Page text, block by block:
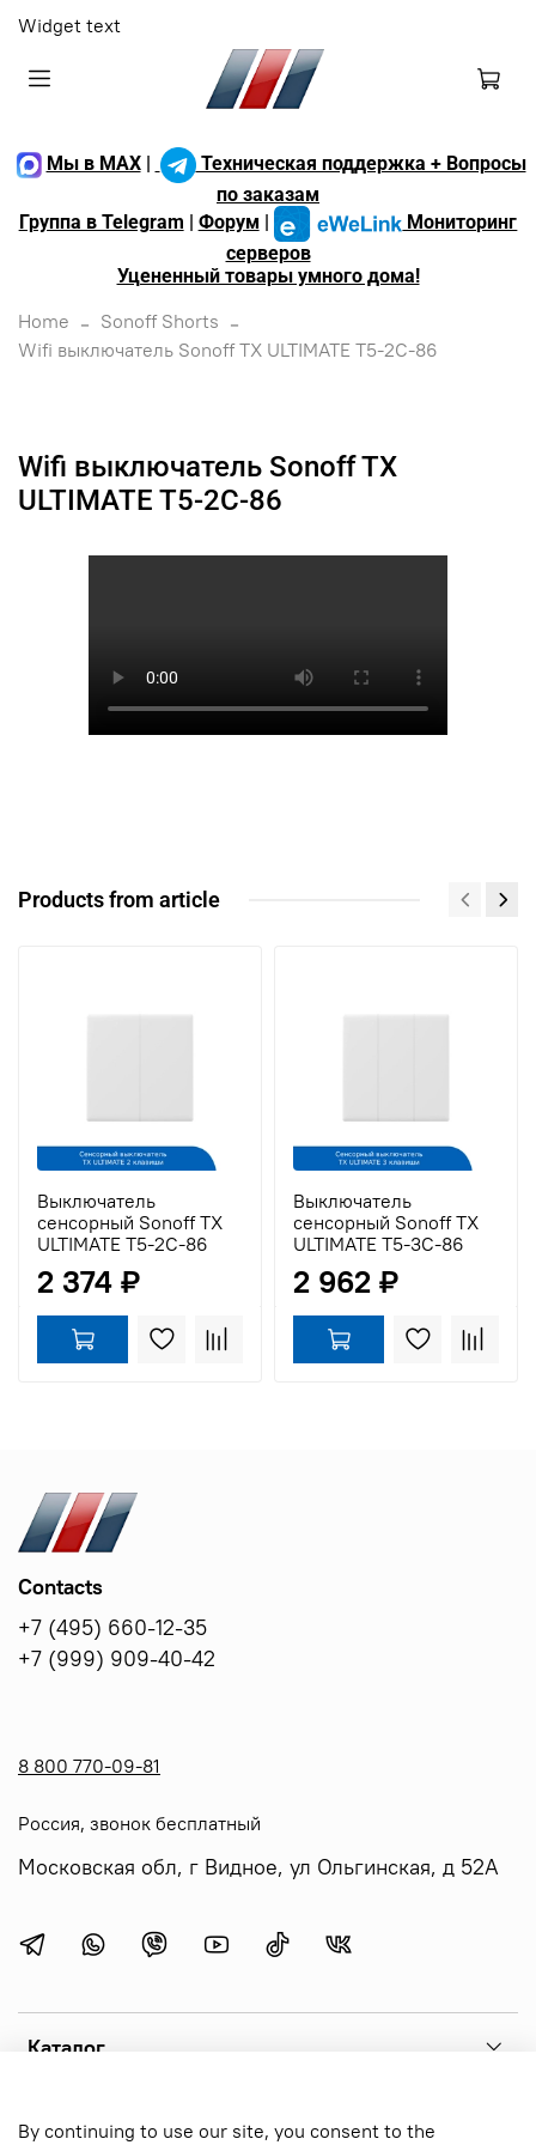
Widget text
Мы в MAX|
Техническая поддержка + Вопросы
по заказам
Группа в Telegram
Форум
Мониторинг
серверов
Уцененный товары умного дома!
Home
Sonoff Shorts
Wifi выключатель Sonoff TX ULTIMATE T5-2C-86
Wifi выключатель Sonoff TX
ULTIMATE T5-2C-86
Products from article
Выключатель
сенсорный Sonoff TX
ULTIMATE T5-2C-86
2 374 ₽
Выключатель
сенсорный Sonoff TX
ULTIMATE T5-3C-86
2 962 ₽
Каталог
Menu 1
Contacts
+7 (495) 660-12-35
+7 (999) 909-40-42
8 800 770-09-81
Россия, звонок бесплатный
Московская обл, г Видное, ул Ольгинская, д 52А
By continuing to use our site, you consent to the